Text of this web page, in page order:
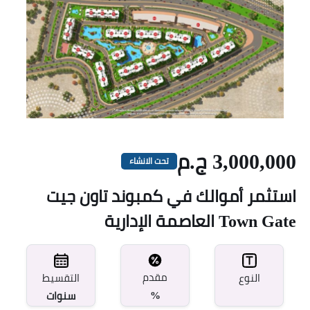
3,000,000 ج.م تحت الانشاء
استثمر أموالك في كمبوند تاون جيت
Town Gate العاصمة الإدارية
النوع
مقدم
%
التقسيط
سنوات